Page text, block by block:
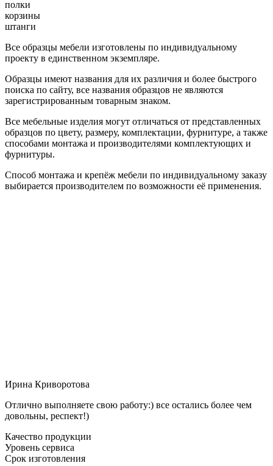
полки
корзины
штанги
Все образцы мебели изготовлены по индивидуальному
проекту в единственном экземпляре.
Образцы имеют названия для их различия и более быстрого
поиска по сайту, все названия образцов не являются
зарегистрированным товарным знаком.
Все мебельные изделия могут отличаться от представленных
образцов по цвету, размеру, комплектации, фурнитуре, а также
способами монтажа и производителями комплектующих и
фурнитуры.
Способ монтажа и крепёж мебели по индивидуальному заказу
выбирается производителем по возможности её применения.
Ирина Криворотова
Отлично выполняете свою работу:) все остались более чем
довольны, респект!)
Качество продукции
Уровень сервиса
Срок изготовления